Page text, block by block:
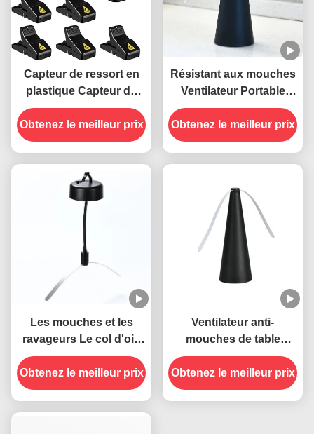
Capteur de ressort en
plastique Capteur de
souris en plastique
Capteur de rats
Obtenez le meilleur prix
Résistant aux mouches
Ventilateur Portable
Table Tenir les mouches
à l' écart avec des lames
douces Matériau en
Obtenez le meilleur prix
Les mouches et les
ravageurs Le col d'oie
souple, le câble USB,
les pièges à mouches
suspendus, le
Obtenez le meilleur prix
Ventilateur anti-
mouches de table
portable à lames
douces pour éloigner
les mouches à
Obtenez le meilleur prix